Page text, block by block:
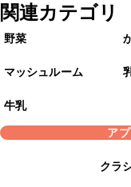
関連カテゴリ
野菜
マッシュルーム
牛乳
ア
クラ